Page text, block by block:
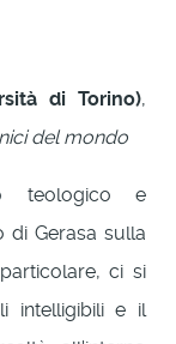
di Torino),
del mondo
teologico e
Gerasa sulla
ci si
intelligibili e il